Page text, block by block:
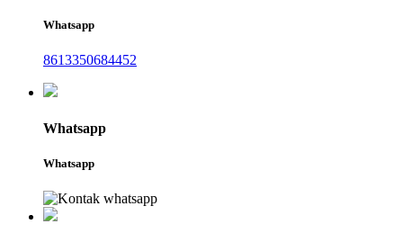
Whatsapp
8613350684452
Whatsapp
Whatsapp